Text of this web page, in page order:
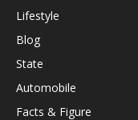
Lifestyle
Blog
State
Automobile
Facts & Figure